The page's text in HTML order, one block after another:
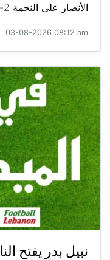
الأنصار على النجمة 2-1، في الجولة ال...
03-08-2026 08:12 am
نبيل بدر يفتح